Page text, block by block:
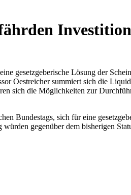
gesetzgeberische Lösung der
Oestreicher summiert sich die
sich die Möglichkeiten zur
Bundestags, sich für eine
gegenüber dem bisherigen